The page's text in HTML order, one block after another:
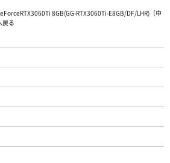
8GB(GG-RTX3060Ti-E8GB/DF/LHR)（中
戻る